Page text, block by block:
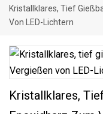
Kristallklares, Tief
Von LED-Lichtern
Kristallklares,